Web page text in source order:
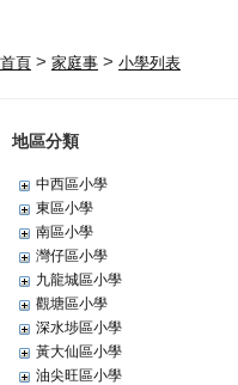
首頁 > 家庭事 > 小學列表
地區分類
中西區小學
東區小學
南區小學
灣仔區小學
九龍城區小學
觀塘區小學
深水埗區小學
黃大仙區小學
油尖旺區小學